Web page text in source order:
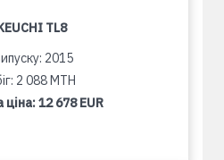
TL8
2015
2 088 MTH
ціна:12 678 EUR